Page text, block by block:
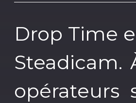
Drop Time
Steadicam.
opérateurs